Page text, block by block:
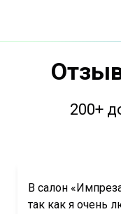
200+
В салон
так как я очень